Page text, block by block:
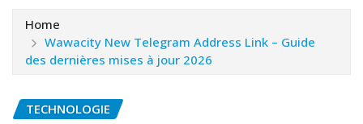
Home
Wawacity New Telegram Address Link – Guide
des dernières mises à jour 2026
TECHNOLOGIE